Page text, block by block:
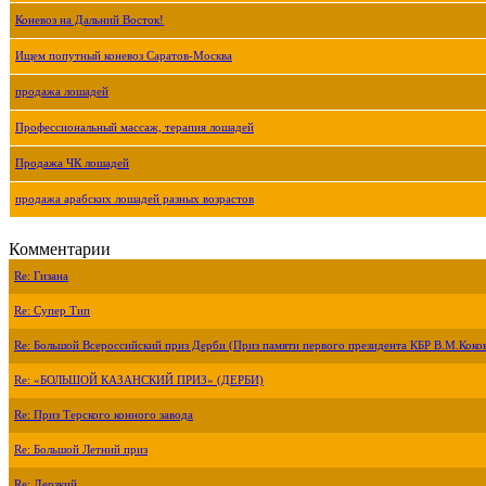
Коневоз на Дальний Восток!
Ищем попутный коневоз Саратов-Москва
продажа лошадей
Профессиональный массаж, терапия лошадей
Продажа ЧК лошадей
продажа арабских лошадей разных возрастов
Комментарии
Re: Гизана
Re: Супер Тип
Re: Большой Всероссийский приз Дерби (Приз памяти первого президента КБР
Re: «БОЛЬШОЙ КАЗАНСКИЙ ПРИЗ» (ДЕРБИ)
Re: Приз Терского конного завода
Re: Большой Летний приз